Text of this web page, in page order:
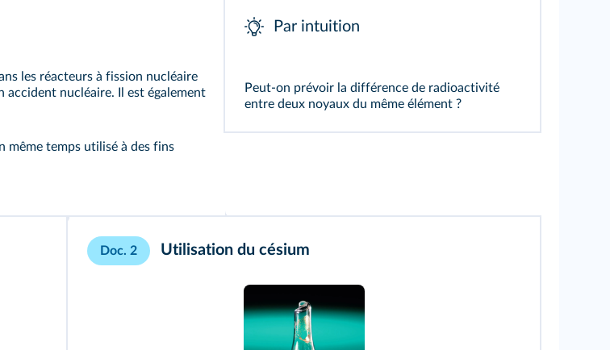
les réacteurs à fission nucléaire
nucléaire. Il est également
même temps utilisé à des fins
Par intuition
Peut-on prévoir la différence de radioactivité
entre deux noyaux du même élément ?
Doc. 2 Utilisation du césium